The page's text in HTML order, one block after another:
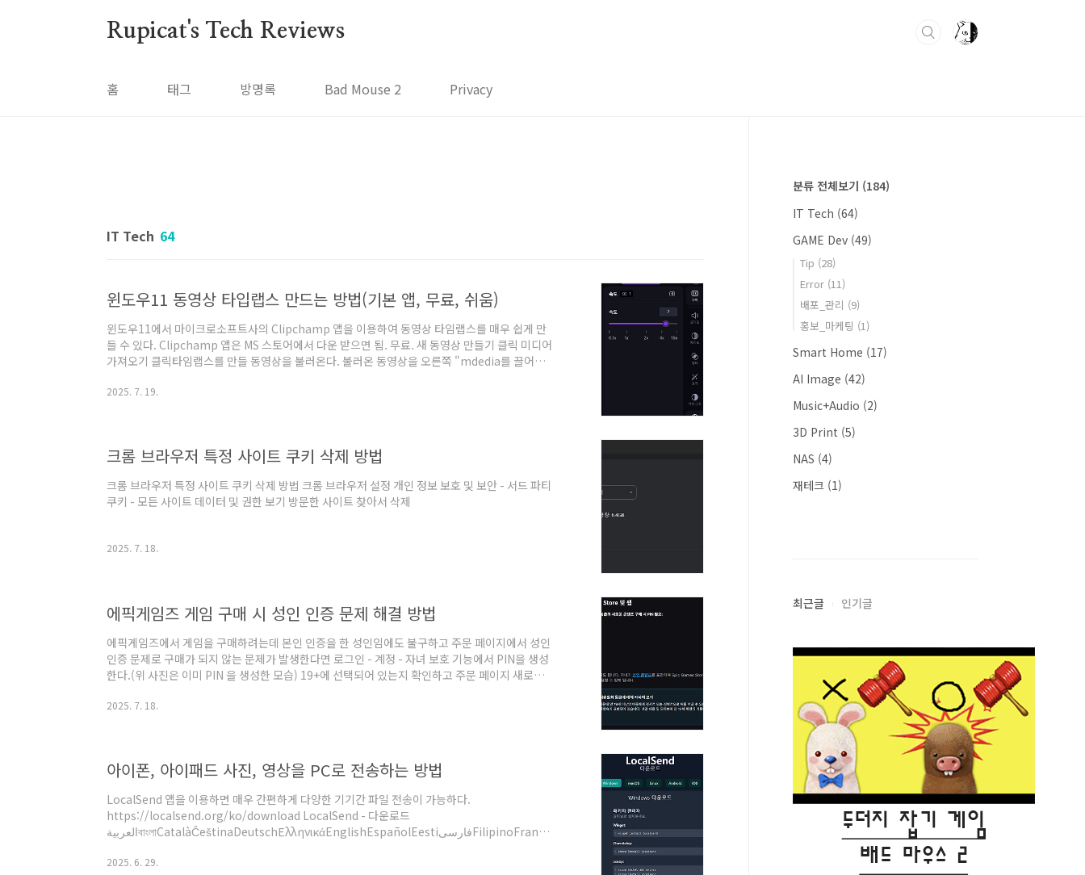
Rupicat's Tech Reviews
홈 태그 방명록 Bad Mouse 2 Privacy
IT Tech 64
윈도우11 동영상 타입랩스 만드는 방법(기본 앱, 무료, 쉬움)
윈도우11에서 마이크로소프트사의 Clipchamp 앱을 이용하여 동영상 타임랩스를 매우 쉽게 만
들 수 있다. Clipchamp 앱은 MS 스토어에서 다운 받으면 됨. 무료. 새 동영상 만들기 클릭 미디어
가져오기 클릭타임랩스를 만들 동영상을 불러온다. 불러온 동영상을 오른쪽 "mdedia를 끌어서
소리를 없앨 수도 있다. 동영상 클립이 선택된 상태에서오른쪽 제일 밑 메뉴 속도를 클릭. 원하는
2025. 7. 19.
크롬 브라우저 특정 사이트 쿠키 삭제 방법
크롬 브라우저 특정 사이트 쿠키 삭제 방법 크롬 브라우저 설정 개인 정보 보호 및 보안 - 서드 파티
쿠키 - 모든 사이트 데이터 및 권한 보기 방문한 사이트 찾아서 삭제
2025. 7. 18.
에픽게임즈 게임 구매 시 성인 인증 문제 해결 방법
에픽게임즈에서 게임을 구매하려는데 본인 인증을 한 성인임에도 불구하고 주문 페이지에서 성인
인증 문제로 구매가 되지 않는 문제가 발생한다면 로그인 - 계정 - 자녀 보호 기능에서 PIN을 생성
한다.(위 사진은 이미 PIN 을 생성한 모습) 19+에 선택되어 있는지 확인하고 주문 페이지 새로고침
US/c-Category_EpicAccount/c-EpicAccounts_ParentalControls/how-can-i-
2025. 7. 18.
아이폰, 아이패드 사진, 영상을 PC로 전송하는 방법
LocalSend 앱을 이용하면 매우 간편하게 다양한 기기간 파일 전송이 가능하다.
https://localsend.org/ko/download LocalSend - 다운로드
العربيةবাংলাCatalàČeštinaDeutschΕλληνικάEnglishEspañolEestiفارسیFilipinoFrançaisGalegoעבריתहिन्दीBahasa
안 걱정 없이 P2P 방식으로 로컬 네트워크 내에서 기기간 파일 전송 안드로이드나 iOS 앱을 스마
2025. 6. 29.
분류 전체보기 (184)
IT Tech (64)
GAME Dev (49)
Tip (28)
Error (11)
배포_관리 (9)
홍보_마케팅 (1)
Smart Home (17)
AI Image (42)
Music+Audio (2)
3D Print (5)
NAS (4)
재테크 (1)
최근글 인기글